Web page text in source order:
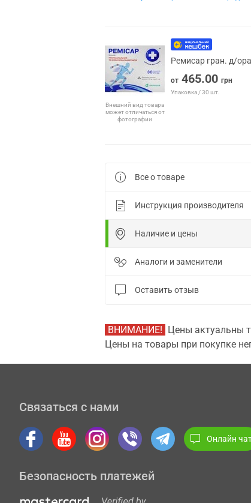
Внешний вид товара
может отличаться от
фотографии
Ремисар гран. д/
от 465.00 грн
Упаковка / 30 шт.
Все о товаре
Инструкция производителя
Наличие и цены
Аналоги и заменители
Оставить отзыв
ВНИМАНИЕ! Цены актуальны
Цены на товары при покупке
Связаться с нами
Онлайн
Безопасность платежей